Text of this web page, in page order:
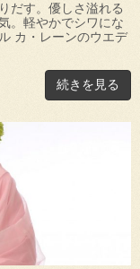
だす。優しさ溢れる
。軽やかでシワにな
カ・レーンのウエデ
続きを見る